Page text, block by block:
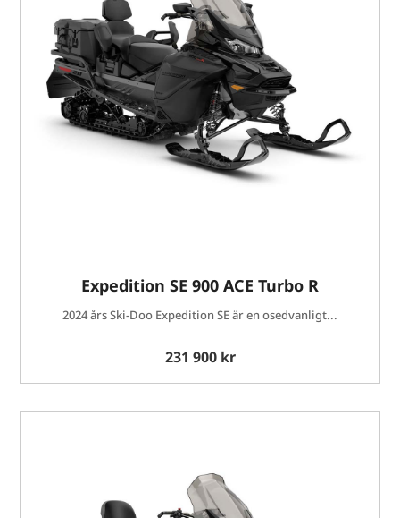
Expedition SE 900 ACE Turbo R
2024 års Ski-Doo Expedition SE är en osedvanligt...
231 900 kr